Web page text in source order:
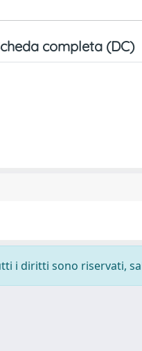
completa (DC)
i diritti sono riservati,